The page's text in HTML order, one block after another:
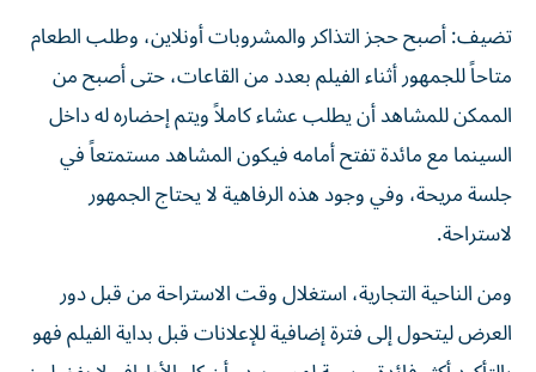
تضيف: أصبح حجز التذاكر والمشروبات أونلاين، وطلب الطعام
متاحاً للجمهور أثناء الفيلم بعدد من القاعات، حتى أصبح من
الممكن للمشاهد أن يطلب عشاء كاملاً ويتم إحضاره له داخل
السينما مع مائدة تفتح أمامه فيكون المشاهد مستمتعاً في
جلسة مريحة، وفي وجود هذه الرفاهية لا يحتاج الجمهور
لاستراحة.
ومن الناحية التجارية، استغلال وقت الاستراحة من قبل دور
العرض ليتحول إلى فترة إضافية للإعلانات قبل بداية الفيلم فهو